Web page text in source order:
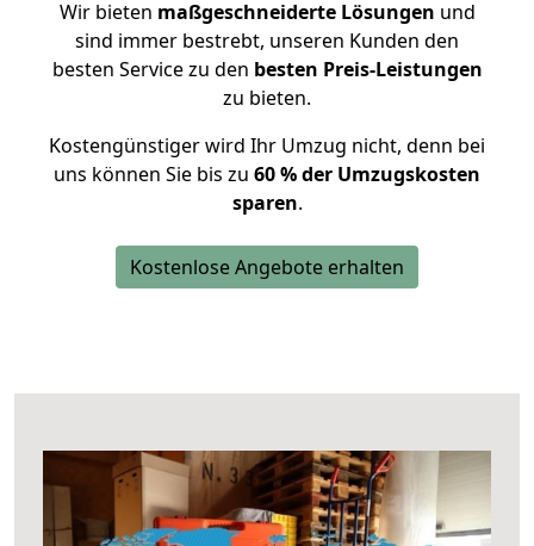
Wir bieten maßgeschneiderte Lösungen und
sind immer bestrebt, unseren Kunden den
besten Service zu den besten Preis-Leistungen
zu bieten.
Kostengünstiger wird Ihr Umzug nicht, denn bei
uns können Sie bis zu 60 % der Umzugskosten
sparen.
Kostenlose Angebote erhalten